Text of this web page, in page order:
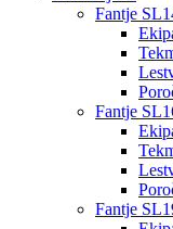
Fantje
Fantje
Fantje